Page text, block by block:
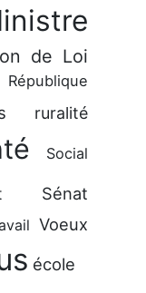
de Loi
ruralité
Social
Sénat
Voeux
école